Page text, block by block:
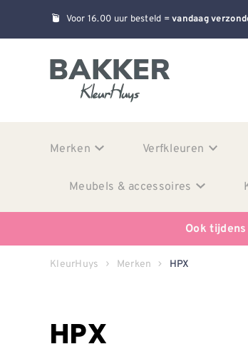
Voor 16.00 uur besteld =vandaag
Merken Verfkleuren
Meubels & accessoires
Ook
KleurHuys Merken HPX
HPX